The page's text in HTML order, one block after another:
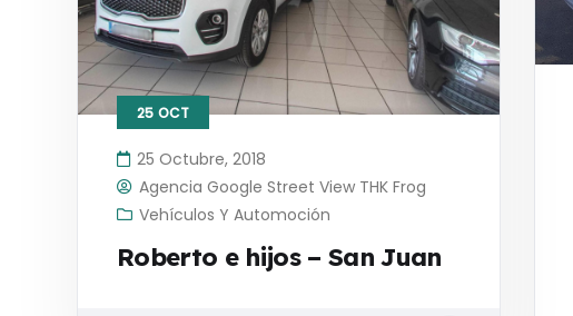
25 OCT
25 Octubre, 2018
Agencia Google Street View THK Frog
Vehículos Y Automoción
Roberto e hijos – San Juan